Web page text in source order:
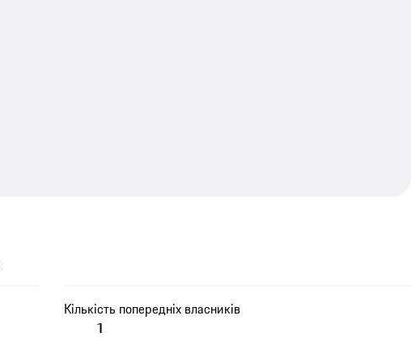
Кількість попередніх власників
1